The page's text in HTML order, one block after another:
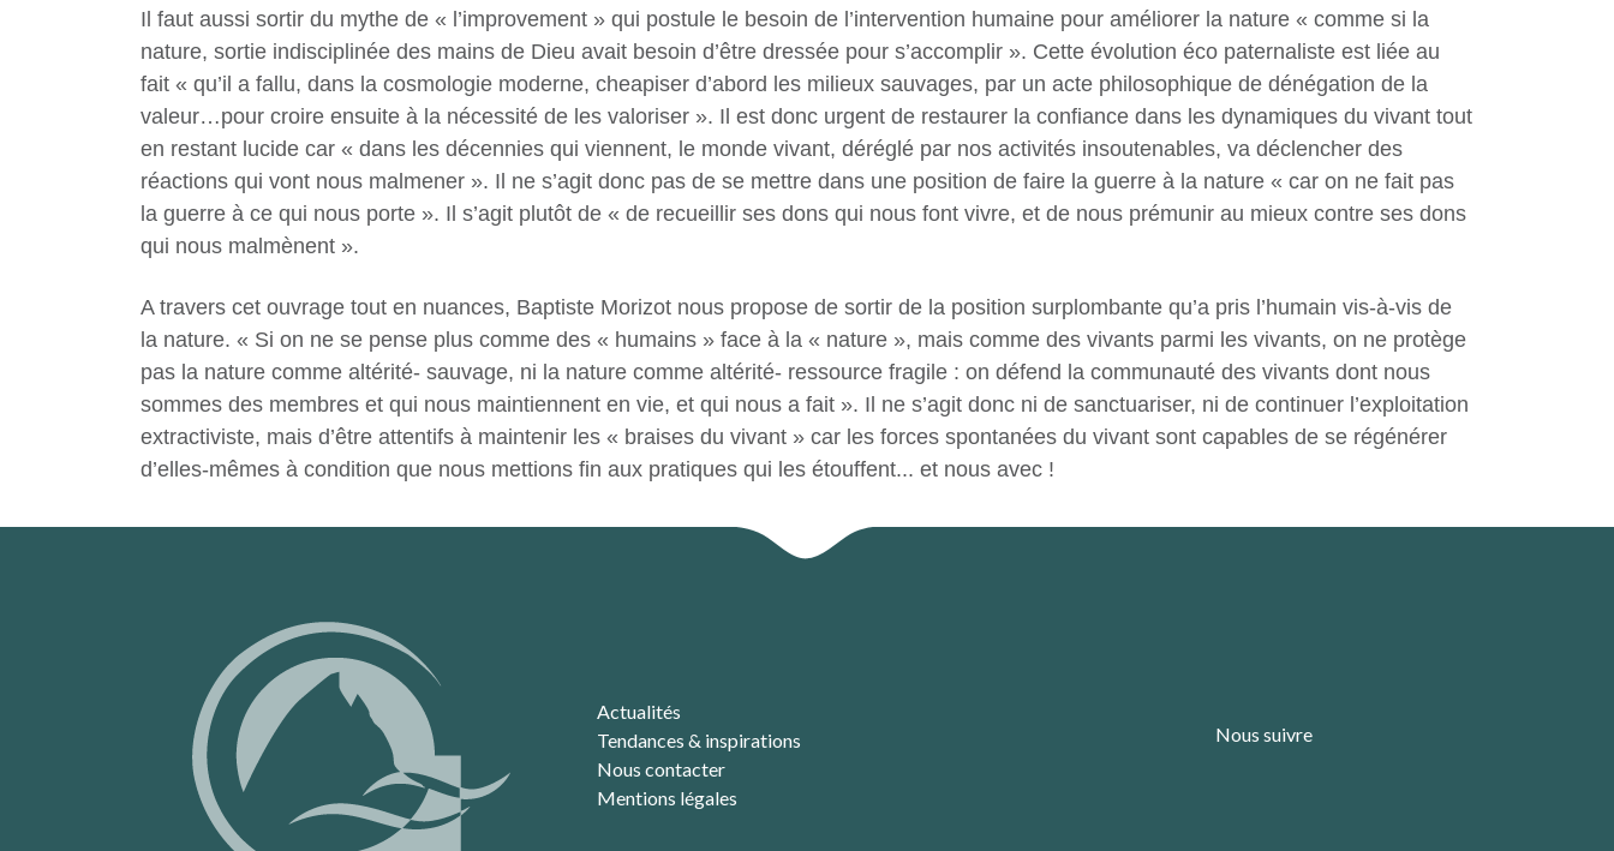
Il faut aussi sortir du mythe de « l’improvement » qui postule le besoin de l’intervention humaine pour améliorer la nature « comme si la
nature, sortie indisciplinée des mains de Dieu avait besoin d’être dressée pour s’accomplir ». Cette évolution éco paternaliste est liée au
fait « qu’il a fallu, dans la cosmologie moderne, cheapiser d’abord les milieux sauvages, par un acte philosophique de dénégation de la
valeur…pour croire ensuite à la nécessité de les valoriser ». Il est donc urgent de restaurer la confiance dans les dynamiques du vivant tout
en restant lucide car « dans les décennies qui viennent, le monde vivant, déréglé par nos activités insoutenables, va déclencher des
réactions qui vont nous malmener ». Il ne s’agit donc pas de se mettre dans une position de faire la guerre à la nature « car on ne fait pas
la guerre à ce qui nous porte ». Il s’agit plutôt de « de recueillir ses dons qui nous font vivre, et de nous prémunir au mieux contre ses dons
qui nous malmènent ».
A travers cet ouvrage tout en nuances, Baptiste Morizot nous propose de sortir de la position surplombante qu’a pris l’humain vis-à-vis de
la nature. « Si on ne se pense plus comme des « humains » face à la « nature », mais comme des vivants parmi les vivants, on ne protège
pas la nature comme altérité- sauvage, ni la nature comme altérité- ressource fragile : on défend la communauté des vivants dont nous
sommes des membres et qui nous maintiennent en vie, et qui nous a fait ». Il ne s’agit donc ni de sanctuariser, ni de continuer l’exploitation
extractiviste, mais d’être attentifs à maintenir les « braises du vivant » car les forces spontanées du vivant sont capables de se régénérer
d’elles-mêmes à condition que nous mettions fin aux pratiques qui les étouffent... et nous avec !
Actualités
Tendances & inspirations
Nous contacter
Mentions légales
Nous suivre